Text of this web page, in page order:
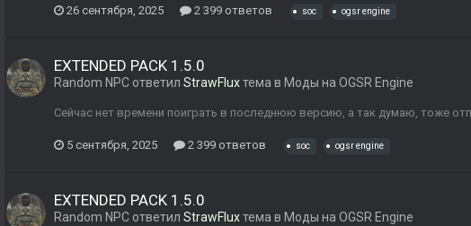
26 сентября, 2025 2 399 ответов soc ogsr engine
EXTENDED PACK 1.5.0
Random NPC ответил StrawFluxтема в Моды на OGSR Engine
Сейчас нет времени поиграть в последнюю версию, а так думаю, тоже
5 сентября, 2025 2 399 ответов soc ogsr engine
EXTENDED PACK 1.5.0
Random NPC ответил StrawFluxтема в Моды на OGSR Engine